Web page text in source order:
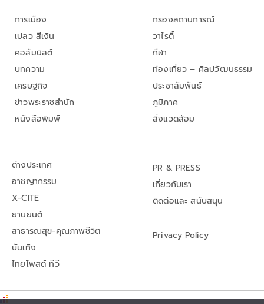
การเมือง
เปลว สีเงิน
คอลัมนิสต์
บทความ
เศรษฐกิจ
ข่าวพระราชสำนัก
หนังสือพิมพ์
กรองสถานการณ์
วาไรตี้
กีฬา
ท่องเที่ยว – ศิลปวัฒนธรรม
ประชาสัมพันธ์
ภูมิภาค
สิ่งแวดล้อม
ต่างประเทศ
อาชญากรรม
X-CITE
ยานยนต์
สาธารณสุข-คุณภาพชีวิต
บันเทิง
ไทยโพสต์ ทีวี
PR & PRESS
เกี่ยวกับเรา
ติดต่อและ สนับสนุน
Privacy Policy